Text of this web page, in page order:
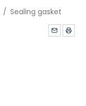
/ Sealing gasket